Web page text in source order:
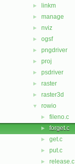
► linkm
► manage
► nviz
► ogsf
► pngdriver
► proj
► psdriver
► raster
► raster3d
▼ rowio
► fileno.c
► forget.c
► get.c
► put.c
► release.c